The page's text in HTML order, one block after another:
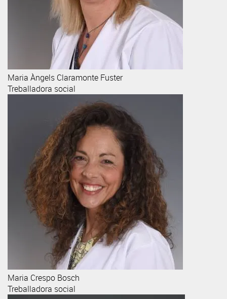
Maria Àngels Claramonte Fuster
Treballadora social
Maria Crespo Bosch
Treballadora social